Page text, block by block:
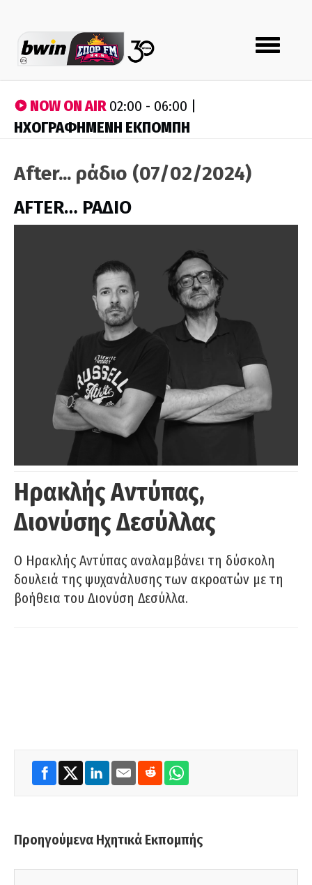
Toggle
navigation
NOW ON AIR02:00 - 06:00 |
ΗΧΟΓΡΑΦΗΜΕΝΗ ΕΚΠΟΜΠΗ
After... ράδιο (07/02/2024)
AFTER… ΡΑΔΙΟ
Ηρακλής Αντύπας,
Διονύσης Δεσύλλας
Ο Ηρακλής Αντύπας αναλαμβάνει τη δύσκολη
δουλειά της ψυχανάλυσης των ακροατών με τη
βοήθεια του Διονύση Δεσύλλα.
Προηγούμενα Ηχητικά Εκπομπής